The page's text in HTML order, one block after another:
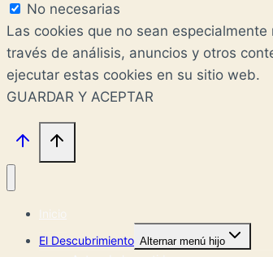
No necesarias
Las cookies que no sean
través de análisis, anuncios y otros
ejecutar estas cookies en su sitio web.
GUARDAR Y ACEPTAR
Inicio
El Descubrimiento Alternar menú hijo